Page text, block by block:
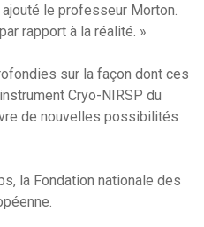
le professeur Morton.
rapport à la réalité. »
sur la façon dont ces
Cryo-NIRSP du
de nouvelles possibilités
la Fondation nationale des